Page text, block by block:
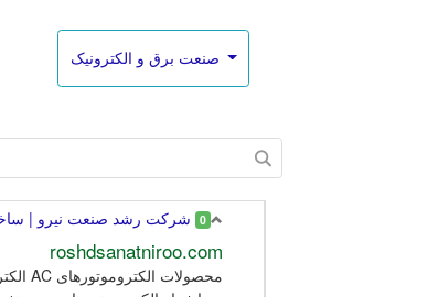
0 شرکت رشد صنعت نیرو |
roshdsanatniroo.com